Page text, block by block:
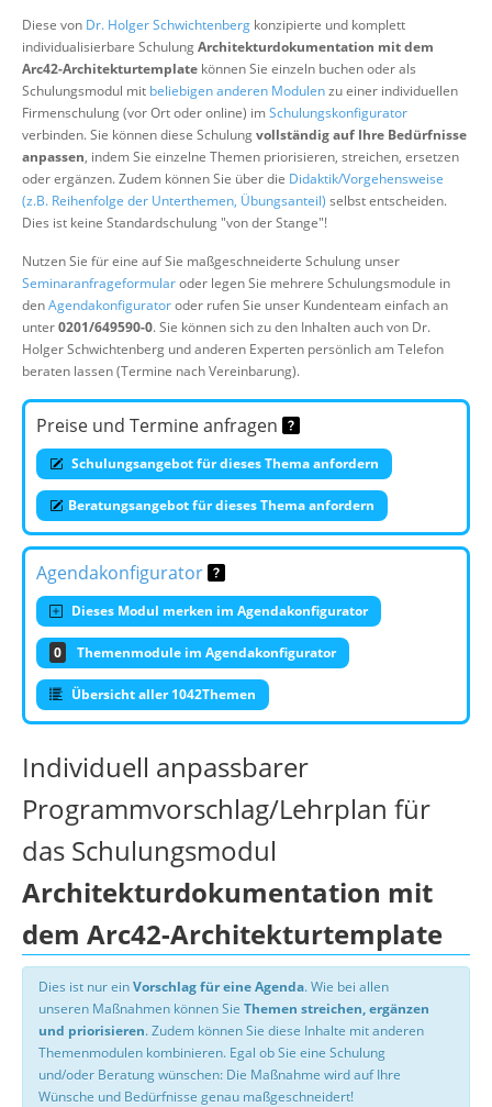
Suche
Diese von Dr. Holger Schwichtenberg konzipierte und komplett
individualisierbare SchulungArchitekturdokumentation mit dem
Arc42-Architekturtemplate können Sie einzeln buchen oder als
Schulungsmodul mit beliebigen anderen Modulenzu einer individuellen
Firmenschulung (vor Ort oder online) imSchulungskonfigurator
verbinden. Sie können diese Schulungvollständig auf Ihre Bedürfnisse
anpassen, indem Sie einzelne Themen priorisieren, streichen, ersetzen
oder ergänzen. Zudem können Sie über die Didaktik/Vorgehensweise
(z.B. Reihenfolge der Unterthemen, Übungsanteil) selbst entscheiden.
Dies ist keine Standardschulung "von der Stange"!
Nutzen Sie für eine auf Sie maßgeschneiderte Schulung unser
Seminaranfrageformularoder legen Sie mehrere Schulungsmodule in
denAgendakonfiguratoroder rufen Sie unser Kundenteam einfach an
unter0201/649590-0. Sie können sich zu den Inhalten auch von Dr.
Holger Schwichtenberg und anderen Experten persönlich am Telefon
beraten lassen (Termine nach Vereinbarung).
Preise und Termine anfragen
Schulungsangebot für dieses Thema anfordern
Beratungsangebot für dieses Thema anfordern
Agendakonfigurator
Dieses Modul merken im Agendakonfigurator
0 Themenmodule im Agendakonfigurator
Übersicht aller 1042Themen
Individuell anpassbarer
Programmvorschlag/Lehrplan für
das Schulungsmodul
Architekturdokumentation mit
dem Arc42-Architekturtemplate
Dies ist nur einVorschlag für eine Agenda. Wie bei allen
unseren Maßnahmen können Sie Themen streichen, ergänzen
und priorisieren. Zudem können Sie diese Inhalte mit anderen
Themenmodulen kombinieren. Egal ob Sie eine Schulung
und/oder Beratung wünschen: Die Maßnahme wird auf Ihre
Wünsche und Bedürfnisse genau maßgeschneidert!